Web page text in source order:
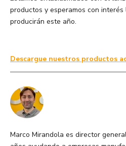
productos y esperamos con
producirán este año.
Descargue nuestros productos
Marco Mirandola es director